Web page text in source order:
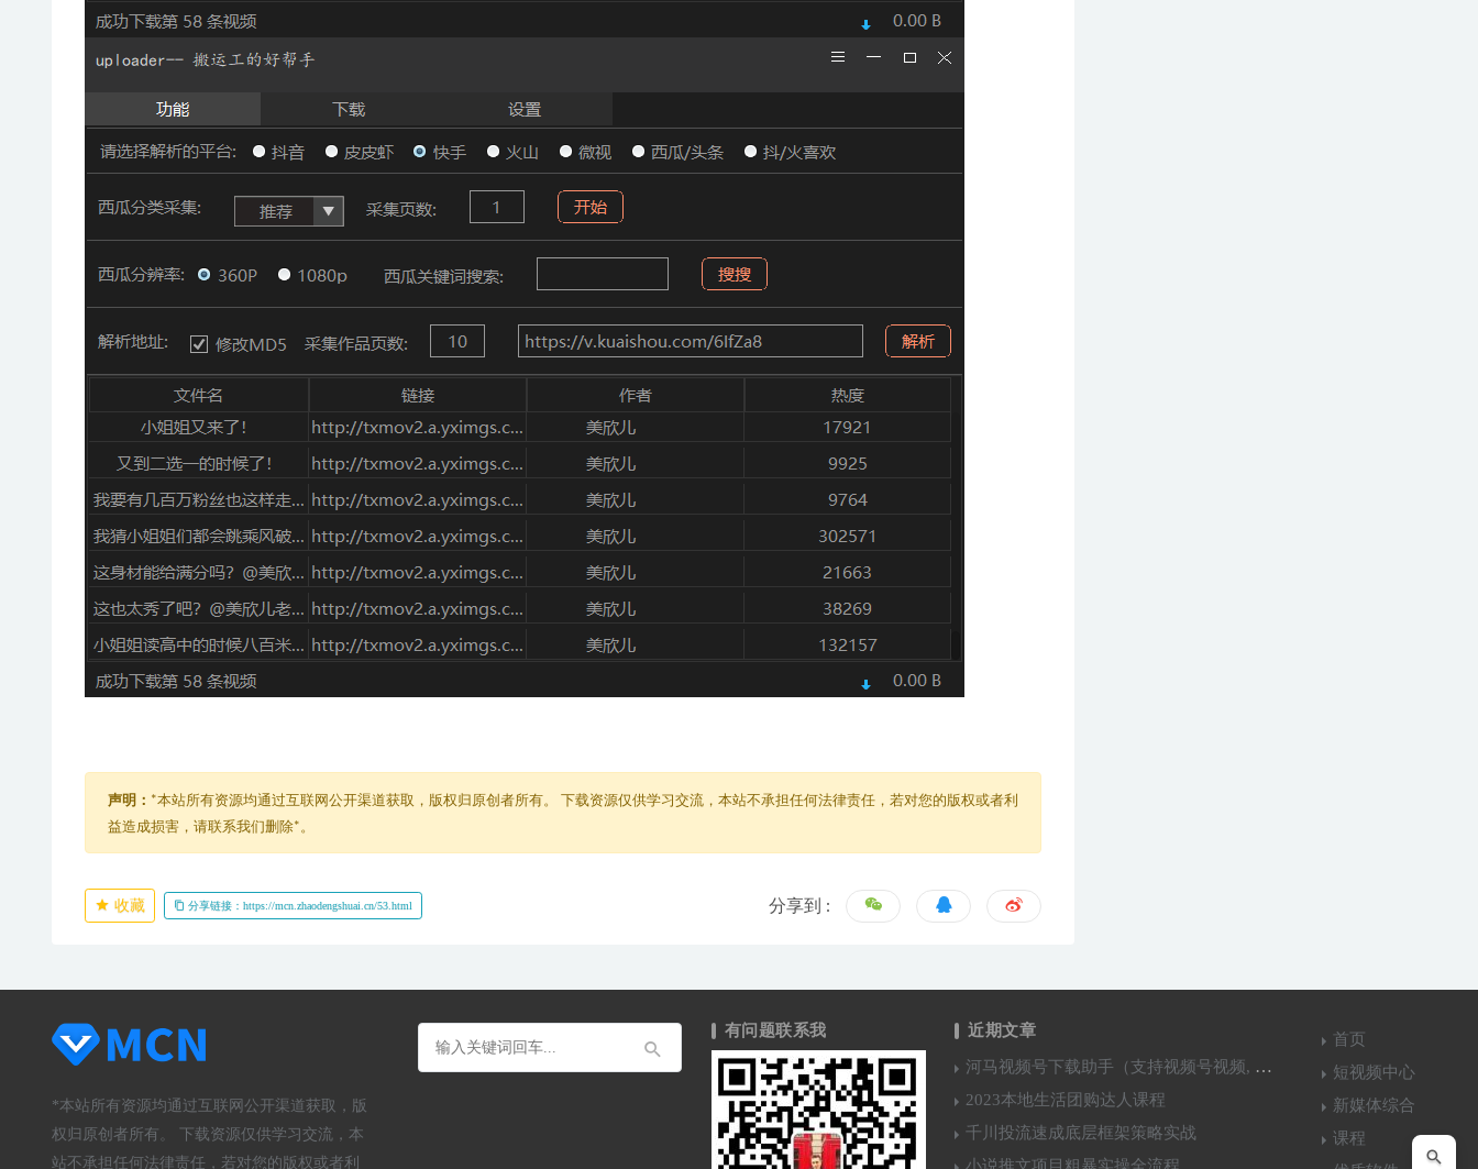
声明： *本站所有资源均通过互联网公开渠道获取，版权归原创者所有。 下载资源仅供学习交流，本站不承担任何法律责任，若对您的版权或者利
益造成损害，请联系我们删除*。
收藏 分享链接：https://mcn.zhaodengshuai.cn/53.html 分享到 :
*本站所有资源均通过互联网公开渠道获取，版
权归原创者所有。 下载资源仅供学习交流，本
站不承担任何法律责任，若对您的版权或者利
有问题联系我 近期文章
河马视频号下载助手（支持视频号视频, 直播,回放下载）
2023本地生活团购达人课程
千川投流速成底层框架策略实战
首页
短视频中心
新媒体综合
课程